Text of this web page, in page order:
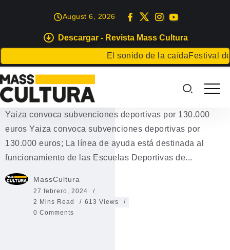
Descargar - Revista Mass Cultura
El sonido de la caídaFestival de
August 6, 2026
DEPORTES
Yaiza convoca subvenciones
deportivas por 130.000 euros
Yaiza convoca subvenciones deportivas por 130.000
euros Yaiza convoca subvenciones deportivas por
130.000 euros; La línea de ayuda está destinada al
funcionamiento de las Escuelas Deportivas de...
MassCultura
27 febrero, 2024
2 Mins Read
613 Views
0 Comments